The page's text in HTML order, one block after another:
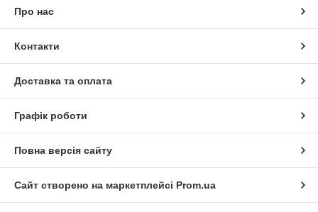
Про нас
Контакти
Доставка та оплата
Графік роботи
Повна версія сайту
Сайт створено на маркетплейсі Prom.ua